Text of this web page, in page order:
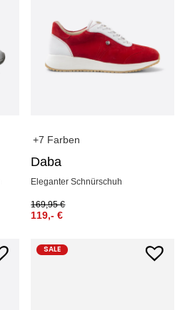
+7 Farben
Daba
Eleganter Schnürschuh
169,95€
119,-€
SALE